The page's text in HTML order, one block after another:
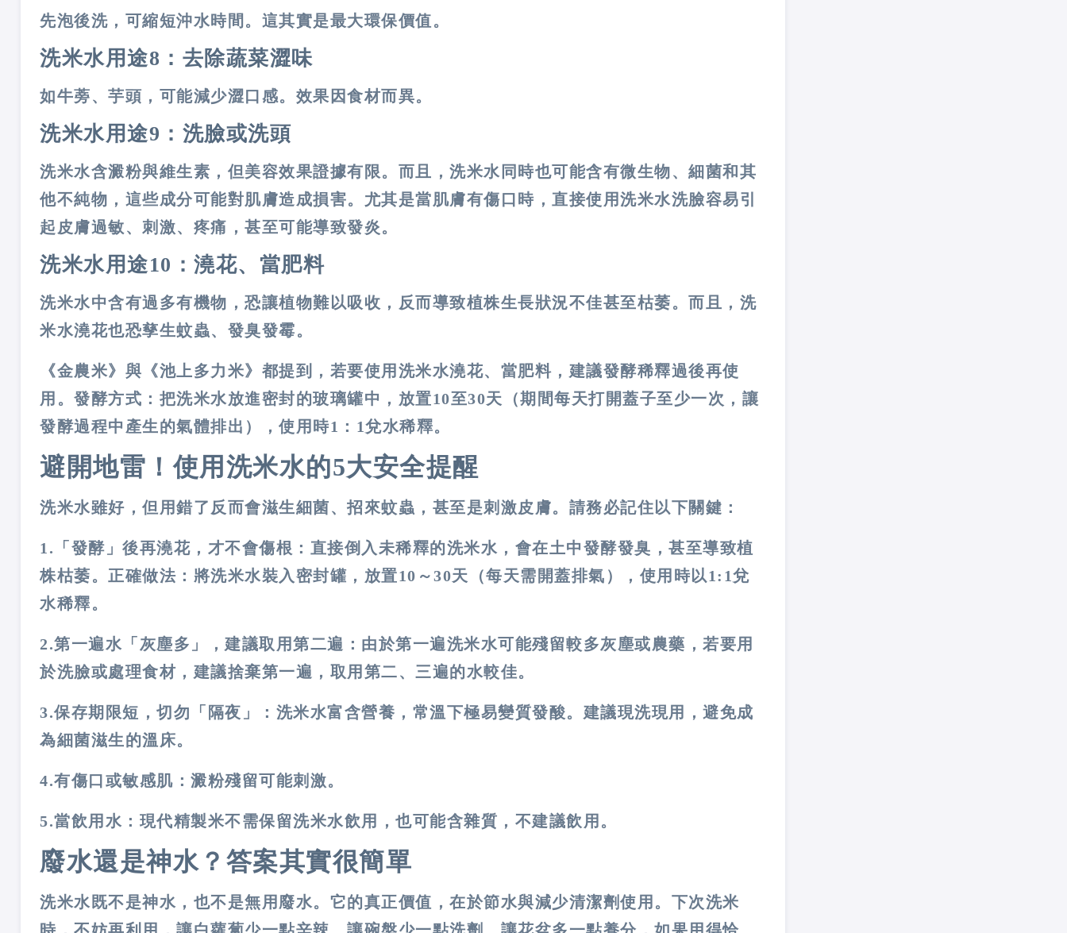
先泡後洗，可縮短沖水時間。這其實是最大環保價值。
洗米水用途8：去除蔬菜澀味
如牛蒡、芋頭，可能減少澀口感。效果因食材而異。
洗米水用途9：洗臉或洗頭
洗米水含澱粉與維生素，但美容效果證據有限。而且，洗米水同時也可能含有微生物、細菌和其
他不純物，這些成分可能對肌膚造成損害。尤其是當肌膚有傷口時，直接使用洗米水洗臉容易引
起皮膚過敏、刺激、疼痛，甚至可能導致發炎。
洗米水用途10：澆花、當肥料
洗米水中含有過多有機物，恐讓植物難以吸收，反而導致植株生長狀況不佳甚至枯萎。而且，洗
米水澆花也恐孳生蚊蟲、發臭發霉。
《金農米》與《池上多力米》都提到，若要使用洗米水澆花、當肥料，建議發酵稀釋過後再使
用。發酵方式：把洗米水放進密封的玻璃罐中，放置10至30天（期間每天打開蓋子至少一次，讓
發酵過程中產生的氣體排出），使用時1：1兌水稀釋。
避開地雷！使用洗米水的5大安全提醒
洗米水雖好，但用錯了反而會滋生細菌、招來蚊蟲，甚至是刺激皮膚。請務必記住以下關鍵：
1.「發酵」後再澆花，才不會傷根： 直接倒入未稀釋的洗米水，會在土中發酵發臭，甚至導致植
株枯萎。正確做法：將洗米水裝入密封罐，放置10～30天（每天需開蓋排氣），使用時以1:1兌
水稀釋。
2.第一遍水「灰塵多」，建議取用第二遍： 由於第一遍洗米水可能殘留較多灰塵或農藥，若要用
於洗臉或處理食材，建議捨棄第一遍，取用第二、三遍的水較佳。
3.保存期限短，切勿「隔夜」： 洗米水富含營養，常溫下極易變質發酸。建議現洗現用，避免成
為細菌滋生的溫床。
4.有傷口或敏感肌： 澱粉殘留可能刺激。
5.當飲用水： 現代精製米不需保留洗米水飲用，也可能含雜質，不建議飲用。
廢水還是神水？答案其實很簡單
洗米水既不是神水，也不是無用廢水。它的真正價值，在於節水與減少清潔劑使用。下次洗米